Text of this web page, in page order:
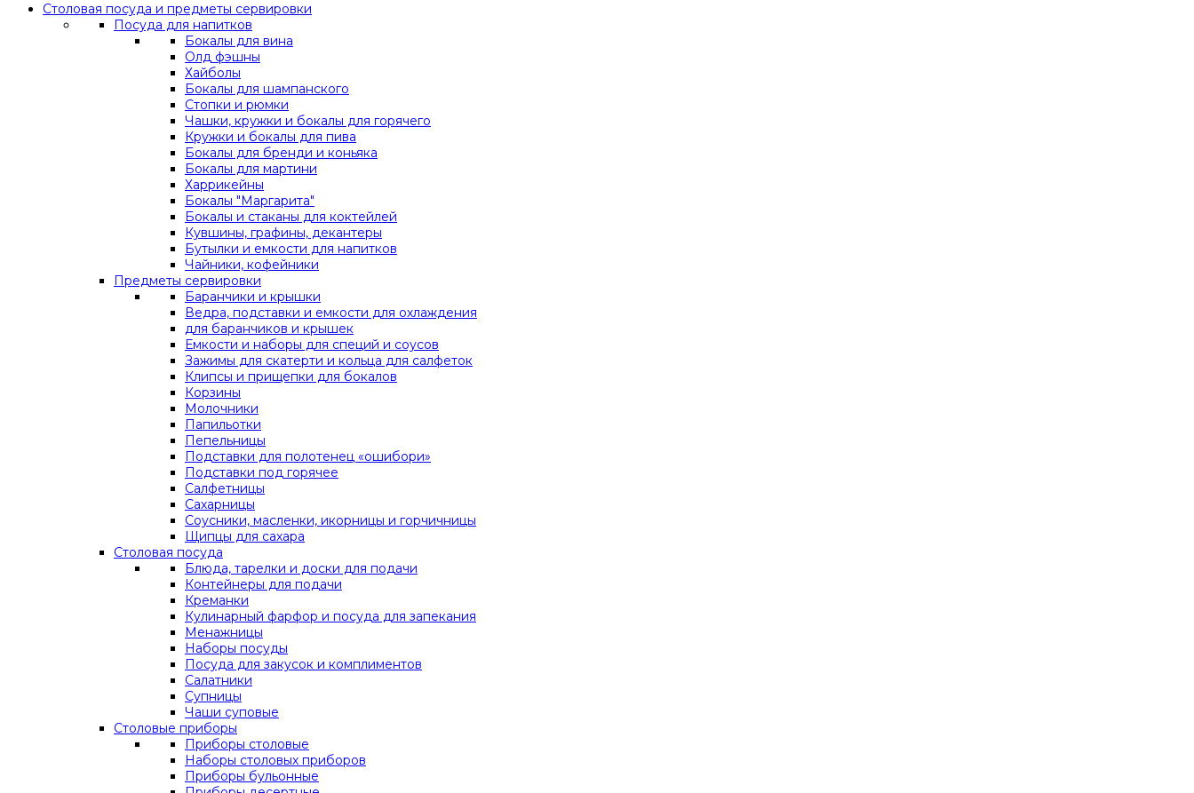
Столовая посуда и предметы сервировки
Посуда для напитков
Бокалы для вина
Олд фэшны
Хайболы
Бокалы для шампанского
Стопки и рюмки
Чашки, кружки и бокалы для горячего
Кружки и бокалы для пива
Бокалы для бренди и коньяка
Бокалы для мартини
Харрикейны
Бокалы "Маргарита"
Бокалы и стаканы для коктейлей
Кувшины, графины, декантеры
Бутылки и емкости для напитков
Чайники, кофейники
Предметы сервировки
Баранчики и крышки
Ведра, подставки и емкости для охлаждения
для баранчиков и крышек
Емкости и наборы для специй и соусов
Зажимы для скатерти и кольца для салфеток
Клипсы и прищепки для бокалов
Корзины
Молочники
Папильотки
Пепельницы
Подставки для полотенец «ошибори»
Подставки под горячее
Салфетницы
Сахарницы
Соусники, масленки, икорницы и горчичницы
Щипцы для сахара
Столовая посуда
Блюда, тарелки и доски для подачи
Контейнеры для подачи
Креманки
Кулинарный фарфор и посуда для запекания
Менажницы
Наборы посуды
Посуда для закусок и комплиментов
Салатники
Супницы
Чаши суповые
Столовые приборы
Приборы столовые
Наборы столовых приборов
Приборы бульонные